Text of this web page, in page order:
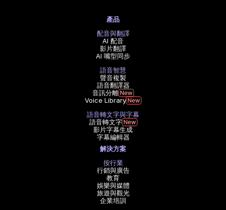
產品
配音與翻譯
AI 配音
影片翻譯
AI 嘴型同步
語音智慧
聲音複製
語音翻譯器
音訊分離
Voice Library
語音轉文字與字幕
語音轉文字
影片字幕生成
字幕編輯器
解決方案
按行業
行銷與廣告
教育
娛樂與媒體
旅遊與觀光
企業培訓